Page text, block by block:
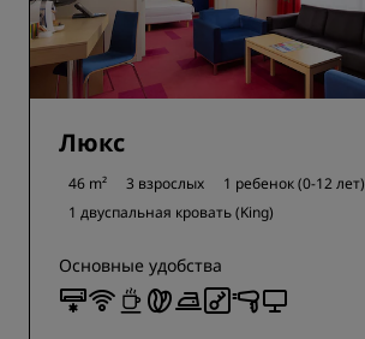
Люкс
46 m² 3 взрослых
1 ребенок (0-12 лет)
1 двуспальная кровать (King)
Основные удобства